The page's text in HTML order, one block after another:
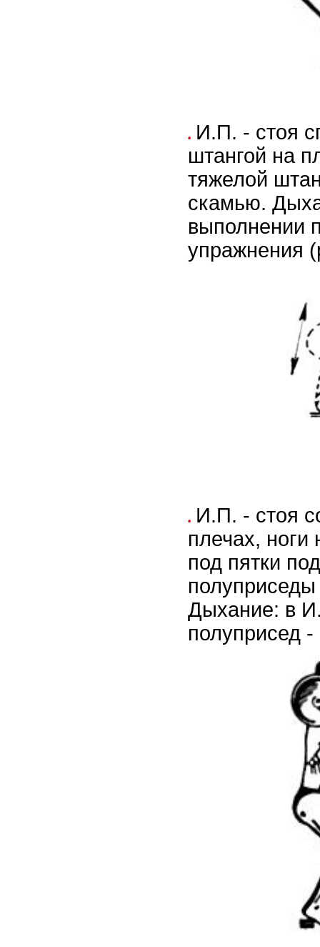
И.П. - стоя
штангой на
тяжелой
скамью.
выполнении
упражнения
И.П. - стоя
плечах,
под пятки
Дыхание: в
полуприсед